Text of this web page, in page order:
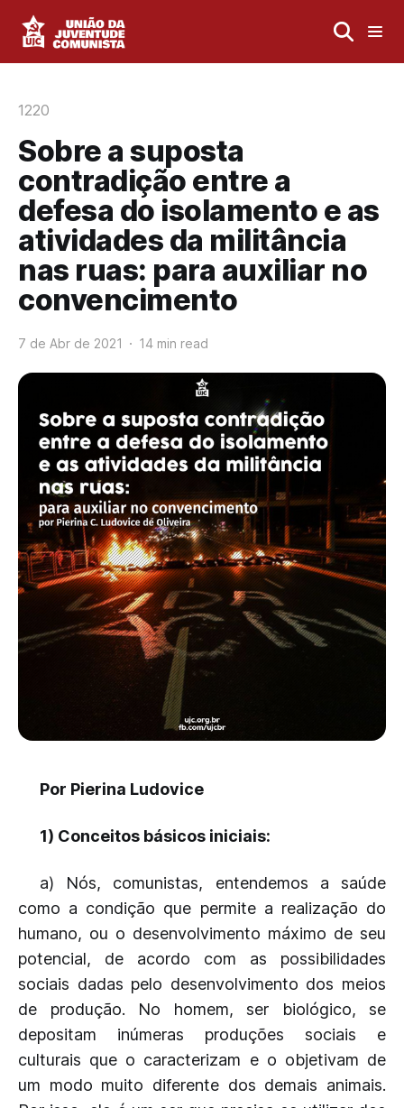
1220
Sobre a suposta
contradição entre a
defesa do isolamento e as
atividades da militância
nas ruas: para auxiliar no
convencimento
7 de Abr de 2021 14 min read
Por Pierina Ludovice
1) Conceitos básicos iniciais:
a) Nós, comunistas, entendemos a saúde
como a condição que permite a realização do
humano, ou o desenvolvimento máximo de seu
potencial, de acordo com as possibilidades
sociais dadas pelo desenvolvimento dos meios
de produção. No homem, ser biológico, se
depositam inúmeras produções sociais e
culturais que o caracterizam e o objetivam de
um modo muito diferente dos demais animais.